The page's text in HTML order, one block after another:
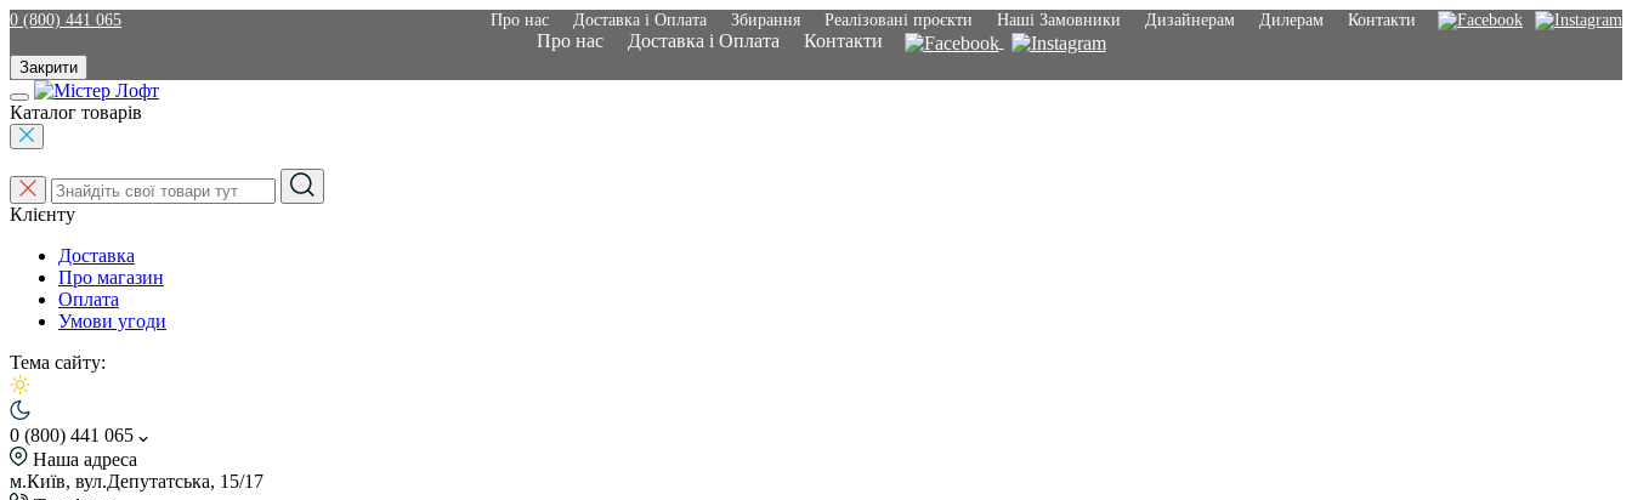
0 (800) 441 065 Про нас Доставка і Оплата Збирання Реалізовані проєкти Наші Замовники Дизайнерам Дилерам Контакти
Про нас Доставка і Оплата Контакти
Закрити
Каталог товарів
Клієнту
Доставка
Про магазин
Оплата
Умови угоди
Тема сайту:
0 (800) 441 065
Наша адреса
м.Київ, вул.Депутатська, 15/17